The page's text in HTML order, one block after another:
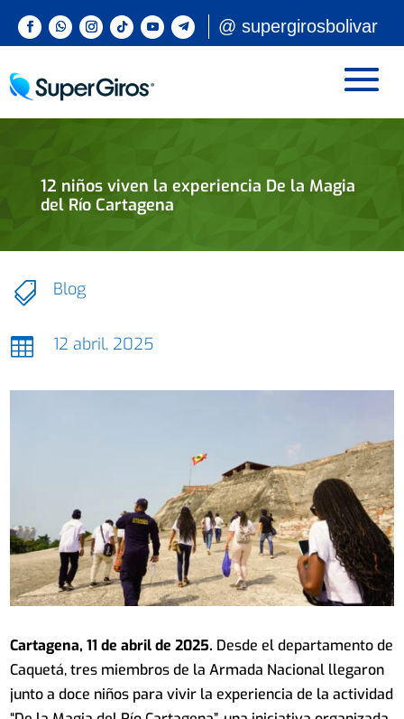
@ supergirosbolivar
12 niños viven la experiencia De la Magia
del Río Cartagena
 Blog
 12 abril, 2025
Cartagena, 11 de abril de 2025. Desde el departamento de
Caquetá, tres miembros de la Armada Nacional llegaron
junto a doce niños para vivir la experiencia de la actividad